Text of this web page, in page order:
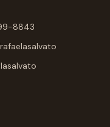
8843